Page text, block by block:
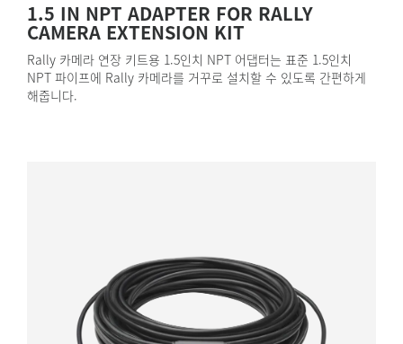
1.5 IN NPT ADAPTER FOR RALLY
CAMERA EXTENSION KIT
Rally 카메라 연장 키트용 1.5인치 NPT 어댑터는 표준 1.5인치
NPT 파이프에 Rally 카메라를 거꾸로 설치할 수 있도록 간편하게
해줍니다.